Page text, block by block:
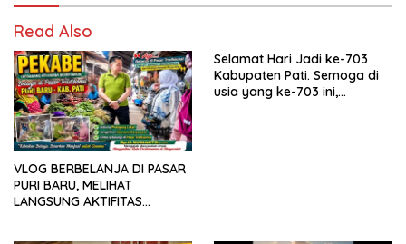
Read Also
VLOG BERBELANJA DI PASAR
PURI BARU, MELIHAT
LANGSUNG AKTIFITAS
Selamat Hari Jadi ke-703
Kabupaten Pati. Semoga di
usia yang ke-703 ini,
demi mewujudkan